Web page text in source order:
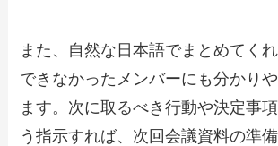
また、自然な日本語でまとめてく
できなかったメンバーにも分かり
ます。次に取るべき行動や決定事
う指示すれば、次回会議資料の準